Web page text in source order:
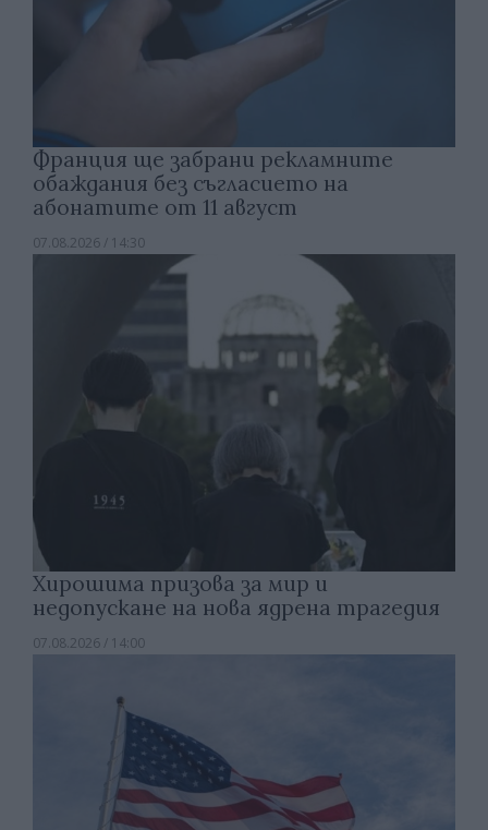
Франция ще забрани рекламните
обаждания без съгласието на
абонатите от 11 август
07.08.2026 / 14:30
Хирошима призова за мир и
недопускане на нова ядрена трагедия
07.08.2026 / 14:00